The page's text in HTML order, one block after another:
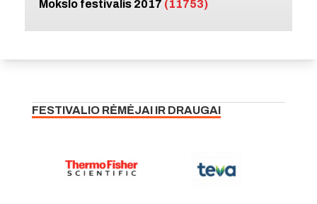
Mokslo festivalis 2017 (11753)
FESTIVALIO RĖMĖJAI IR DRAUGAI